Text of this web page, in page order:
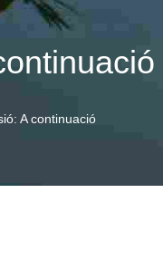
A continuació